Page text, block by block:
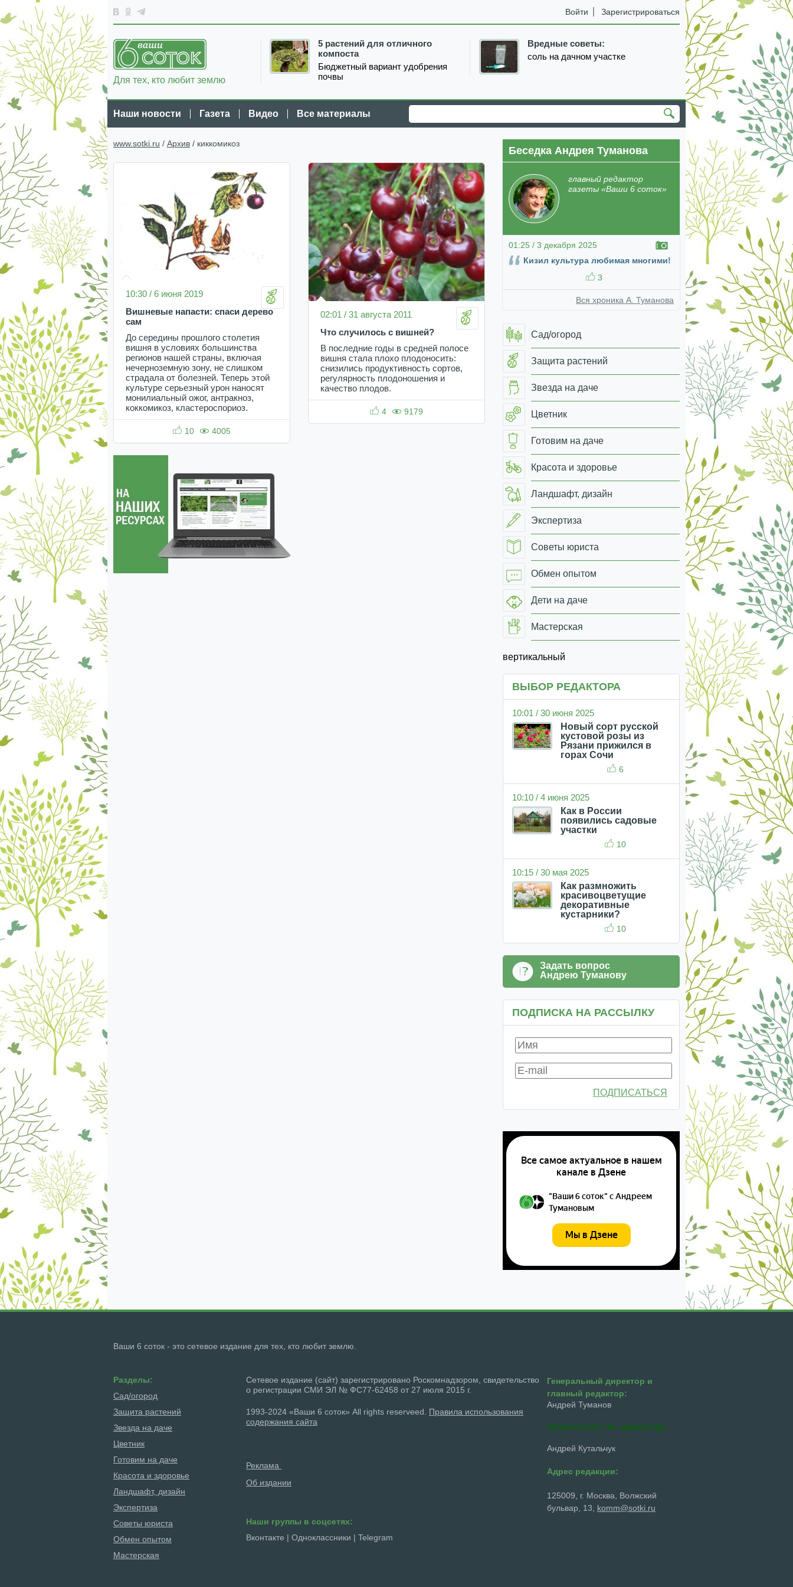
Войти Зарегистрироваться
5 растений для отличного
компоста
Бюджетный вариант удобрения
почвы
Вредные советы:
соль на дачном участке
Для тех, кто любит землю
Наши новости Газета Видео Все материалы
www.sotki.ru / Архив / киккомикоз
10:30 / 6 июня 2019
Вишневые напасти: спаси дерево
сам
До середины прошлого столетия
вишня в условиях большинства
регионов нашей страны, включая
нечерноземную зону, не слишком
страдала от болезней. Теперь этой
культуре серьезный урон наносят
монилиальный ожог, антракноз,
коккомикоз, кластероспориоз.
10 4005
02:01 / 31 августа 2011
Что случилось с вишней?
В последние годы в средней полосе
вишня стала плохо плодоносить:
снизились продуктивность сортов,
регулярность плодоношения и
качество плодов.
4 9179
Беседка Андрея Туманова
главный редактор
газеты «Ваши 6 соток»
01:25 / 3 декабря 2025
Кизил культура любимая многими!
3
Вся хроника А. Туманова
Сад/огород
Защита растений
Звезда на даче
Цветник
Готовим на даче
Красота и здоровье
Ландшафт, дизайн
Экспертиза
Советы юриста
Обмен опытом
Дети на даче
Мастерская
вертикальный
ВЫБОР РЕДАКТОРА
10:01 / 30 июня 2025
Новый сорт русской
кустовой розы из
Рязани прижился в
горах Сочи
6
10:10 / 4 июня 2025
Как в России
появились садовые
участки
10
10:15 / 30 мая 2025
Как размножить
красивоцветущие
декоративные
кустарники?
10
Задать вопрос
Андрею Туманову
ПОДПИСКА НА РАССЫЛКУ
ПОДПИСАТЬСЯ
Ваши 6 соток - это сетевое издание для тех, кто любит землю.
Разделы:
Сад/огород
Защита растений
Звезда на даче
Цветник
Готовим на даче
Красота и здоровье
Ландшафт, дизайн
Экспертиза
Советы юриста
Обмен опытом
Мастерская
Сетевое издание (сайт) зарегистрировано Роскомнадзором, свидетельство
о регистрации СМИ ЭЛ № ФС77-62458 от 27 июля 2015 г.
1993-2024 «Ваши 6 соток» All rights reserveed. Правила использования
содержания сайта
Реклама
Об издании
Наши группы в соцсетях:
Вконтакте | Одноклассники | Telegram
Генеральный директор и
главный редактор:
Андрей Туманов
Заместитель ген. директора
Андрей Кутальчук
Адрес редакции:
125009, г. Москва, Волжский
бульвар, 13, komm@sotki.ru